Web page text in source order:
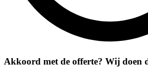
Akkoord met de offerte? Wij doen